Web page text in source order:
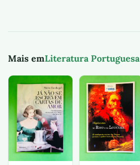
Mais emLiteratura Portuguesa